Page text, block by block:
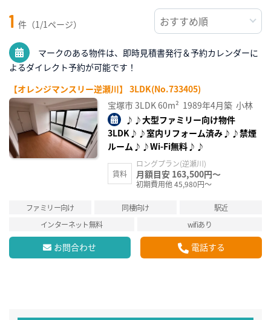
1 件（1/1ページ）
マークのある物件は、即時見積書発行＆予約カレンダーに
よるダイレクト予約が可能です！
【オレンジマンスリー逆瀬川】 3LDK(No.733405)
宝塚市3LDK60m² 1989年4月築 小林
♪♪大型ファミリー向け物件
3LDK♪♪室内リフォーム済み♪♪禁煙
ルーム♪♪Wi-Fi無料♪♪
賃料
ロングプラン(逆瀬川)
月額目安 163,500円～
初期費用他 45,980円～
ファミリー向け 同棲向け
駅近
インターネット無料
wifiあり
お問合わせ 電話する